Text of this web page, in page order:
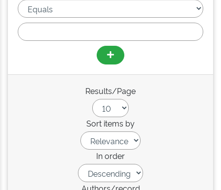
Results/Page
Sort items by
In order